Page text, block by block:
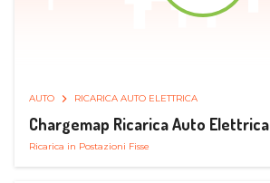
AUTO RICARICA AUTO ELETTRICA
Chargemap Ricarica Auto Elettrica
Ricarica in Postazioni Fisse